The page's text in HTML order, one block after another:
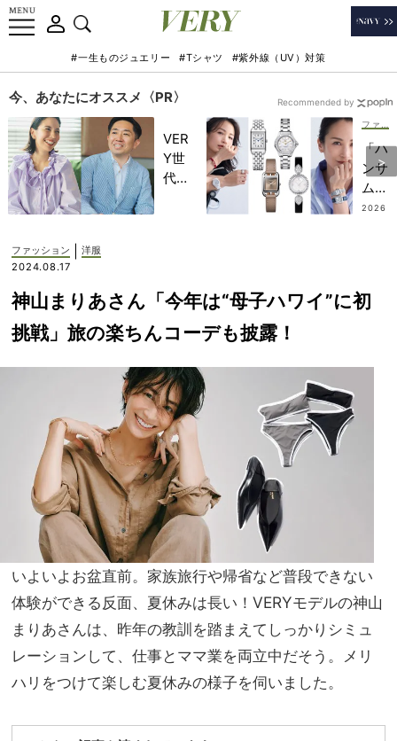
#一生ものジュエリー #Tシャツ #紫外線（UV）対策
今、あなたにオススメ〈PR〉
VER
Y世
代が
んと
考え
る
ぜ
今、
NO
T A
HO
TEL
な
の？
」
「ハ
ンサ
ムor
レデ
マの
ッ
選
2026
Recommended by
ファッション
洋服
2024.08.17
神山まりあさん「今年は“母子ハワイ”に初
挑戦」旅の楽ちんコーデも披露！
いよいよお盆直前。家族旅行や帰省など普段できない
体験ができる反面、夏休みは長い！VERYモデルの神山
まりあさんは、昨年の教訓を踏まえてしっかりシミュ
レーションして、仕事とママ業を両立中だそう。メリ
ハリをつけて楽しむ夏休みの様子を伺いました。